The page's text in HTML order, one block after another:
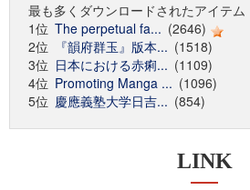
最も多くダウンロードされたアイテム
1位 The perpetual fa... (2646)
2位
『韻府群玉』版本... (1518)
3位 日本における赤痢... (1109)
4位 Promoting Manga ... (1096)
5位 慶應義塾大学日吉... (854)
LINK